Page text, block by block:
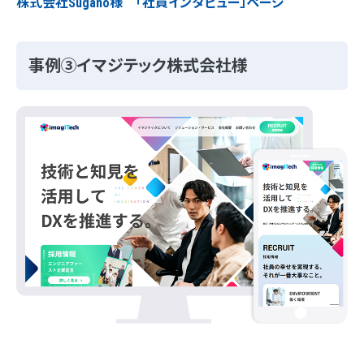
株式会社Sugano様 「社員インタビュー」ページ
事例③イマジテック株式会社様